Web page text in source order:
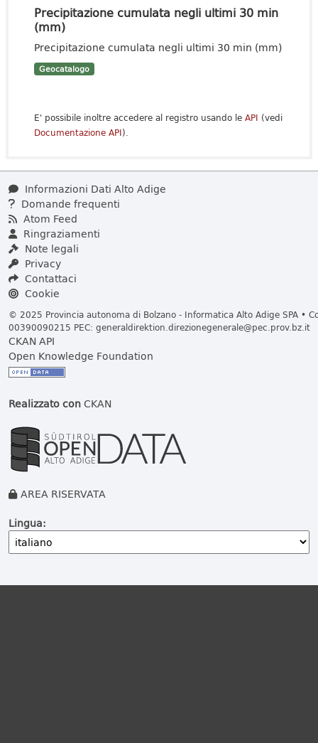
Precipitazione cumulata negli ultimi 30 min
(mm)
Precipitazione cumulata negli ultimi 30 min (mm)
Geocatalogo
E' possibile inoltre accedere al registro usando le API (vedi
Documentazione API).
Informazioni Dati Alto Adige
Domande frequenti
Atom Feed
Ringraziamenti
Note legali
Privacy
Contattaci
Cookie
© 2025 Provincia autonoma di Bolzano - Informatica Alto Adige SPA •
00390090215 PEC: generaldirektion.direzionegenerale@pec.prov.bz.it
CKAN API
Open Knowledge Foundation
Realizzato conCKAN
AREA RISERVATA
Lingua